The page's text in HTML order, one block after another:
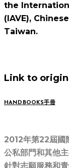
the
(IAVE),
Taiwan.
Link to
HANDBOOKS手冊
​2012年第22屆國
公私部門和其他
針對志願服務和